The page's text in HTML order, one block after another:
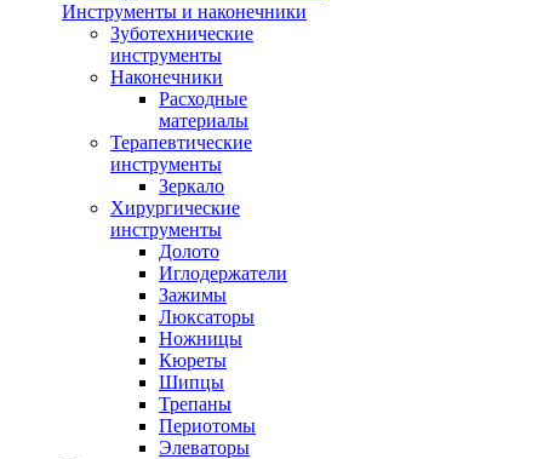
Инструменты и наконечники
Зуботехнические
инструменты
Наконечники
Расходные
материалы
Терапевтические
инструменты
Зеркало
Хирургические
инструменты
Долото
Иглодержатели
Зажимы
Люксаторы
Ножницы
Кюреты
Шипцы
Трепаны
Периотомы
Элеваторы